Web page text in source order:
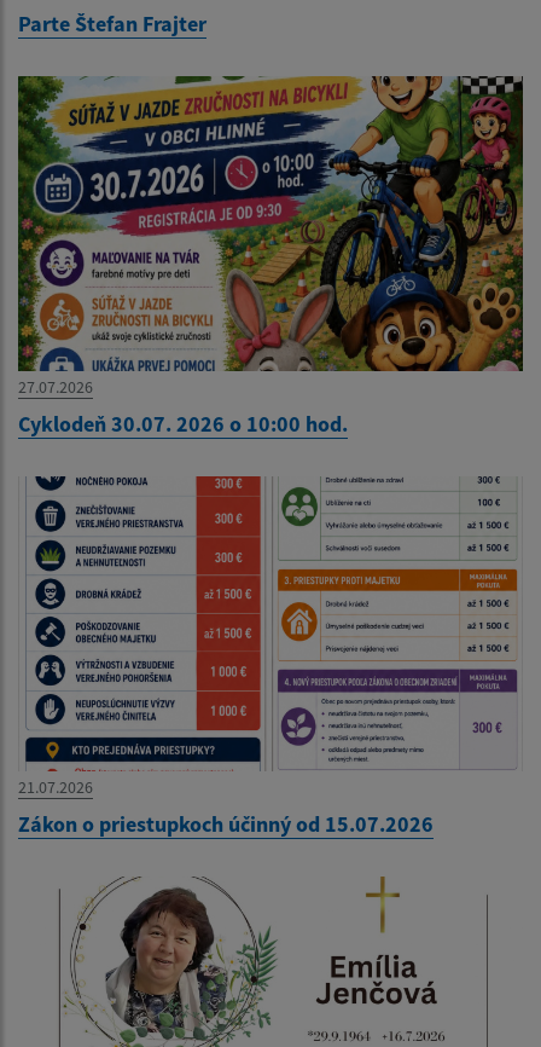
Parte Štefan Frajter
27.07.2026
Cyklodeň 30.07. 2026 o 10:00 hod.
21.07.2026
Zákon o priestupkoch účinný od 15.07.2026